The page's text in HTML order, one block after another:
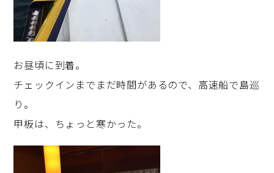
お昼頃に到着。
チェックインまでまだ時間があるので、高速船で島巡
り。
甲板は、ちょっと寒かった。